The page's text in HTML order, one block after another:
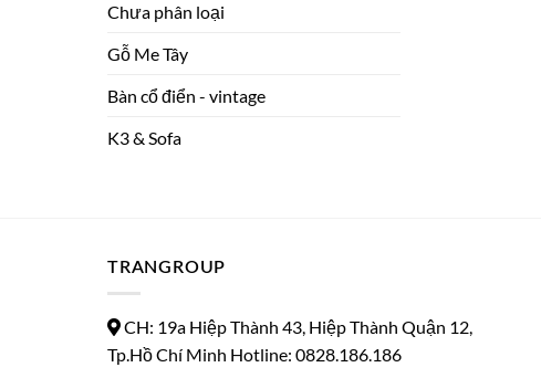
Chưa phân loại
Gỗ Me Tây
Bàn cổ điển - vintage
K3 & Sofa
TRANGROUP
CH: 19a Hiệp Thành 43, Hiệp Thành Quận 12,
Tp.Hồ Chí Minh Hotline: 0828.186.186